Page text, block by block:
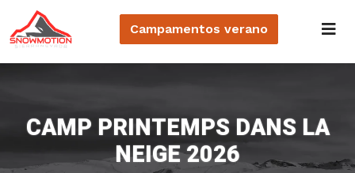
Campamentos verano
CAMP PRINTEMPS DANS LA
NEIGE 2026